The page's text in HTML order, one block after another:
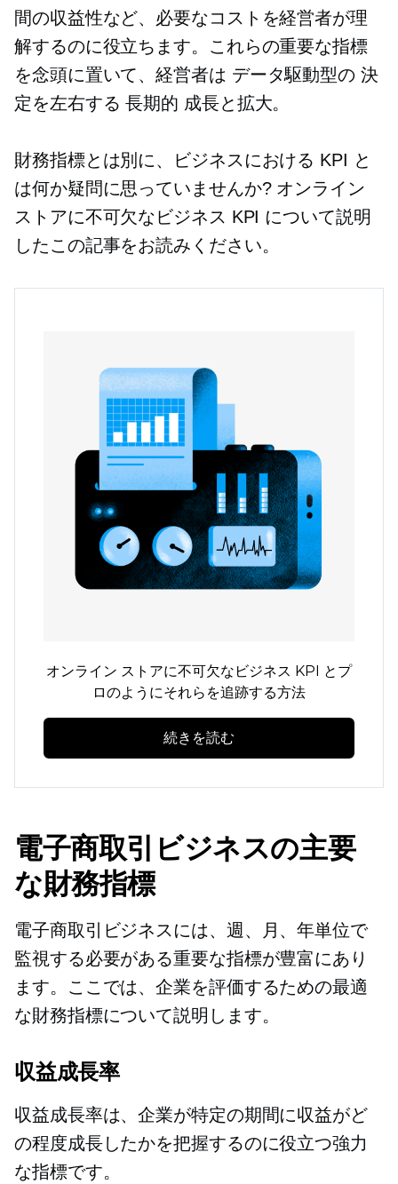
間の収益性など、必要なコストを経営者が理
解するのに役立ちます。これらの重要な指標
を念頭に置いて、経営者は データ駆動型の 決
定を左右する長期的 成長と拡大。
財務指標とは別に、ビジネスにおける KPI と
は何か疑問に思っていませんか? オンライン
ストアに不可欠なビジネス KPI について説明
したこの記事をお読みください。
オンライン ストアに不可欠なビジネス KPI とプ
ロのようにそれらを追跡する方法
続きを読む
電子商取引ビジネスの主要
な財務指標
電子商取引ビジネスには、週、月、年単位で
監視する必要がある重要な指標が豊富にあり
ます。ここでは、企業を評価するための最適
な財務指標について説明します。
収益成長率
収益成長率は、企業が特定の期間に収益がど
の程度成長したかを把握するのに役立つ強力
な指標です。